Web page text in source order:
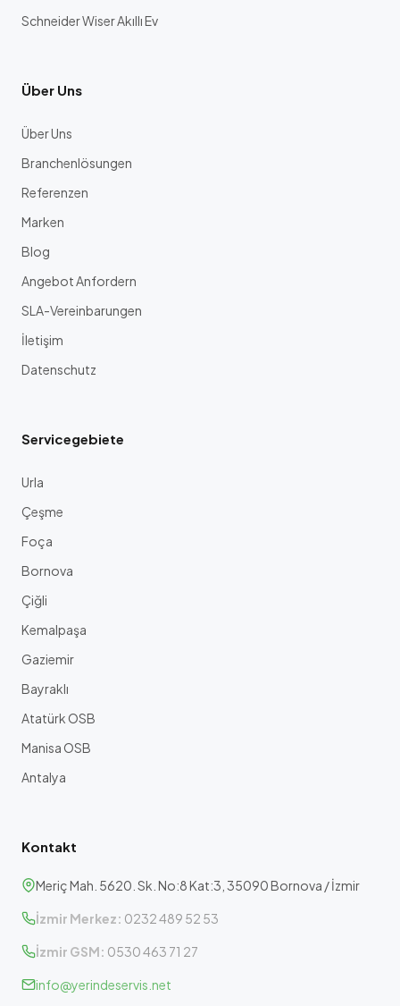
Schneider Wiser Akıllı Ev
Über Uns
Über Uns
Branchenlösungen
Referenzen
Marken
Blog
Angebot Anfordern
SLA-Vereinbarungen
İletişim
Datenschutz
Servicegebiete
Urla
Çeşme
Foça
Bornova
Çiğli
Kemalpaşa
Gaziemir
Bayraklı
Atatürk OSB
Manisa OSB
Antalya
Kontakt
Meriç Mah. 5620. Sk. No:8 Kat:3, 35090 Bornova / İzmir
İzmir Merkez: 0232 489 52 53
İzmir GSM: 0530 463 71 27
info@yerindeservis.net